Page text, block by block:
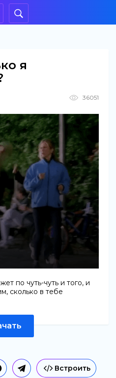
я
36051
по чуть-чуть и того, и
сколько в тебе
Встроить